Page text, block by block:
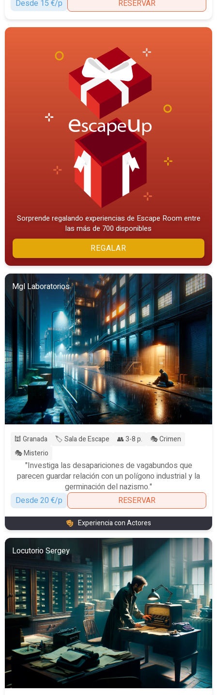
Desde 15 €/p
RESERVAR
Sorprende regalando experiencias de Escape Room entre
las más de 700 disponibles
REGALAR
Mgl Laboratorios
🕍 Granada 🏷️ Sala de Escape 👥 3-8 p.
🎭 Crimen
🎭 Misterio
"Investiga las desapariciones de vagabundos que
parecen guardar relación con un polígono industrial y la
germinación del nazismo."
Desde 20 €/p
RESERVAR
Experiencia con Actores
Locutorio Sergey